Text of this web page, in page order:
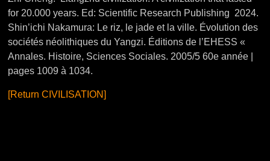
for 20.000 years. Ed: Scientific Research Publishing 2024.
Shin’ichi Nakamura: Le riz, le jade et la ville. Évolution des
sociétés néolithiques du Yangzi. Éditions de l’EHESS «
Annales. Histoire, Sciences Sociales. 2005/5 60e année |
pages 1009 à 1034.
[Return CIVILISATION]